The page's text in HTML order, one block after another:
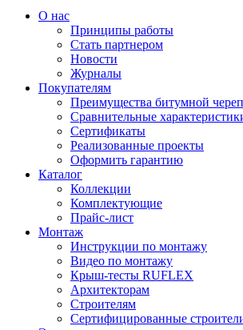
О нас
Принципы работы
Стать партнером
Новости
Журналы
Покупателям
Преимущества битумной
Сравнительные
Сертификаты
Реализованные проекты
Оформить гарантию
Каталог
Коллекции
Комплектующие
Прайс-лист
Монтаж
Инструкции по монтажу
Видео по монтажу
Крыш-тесты RUFLEX
Архитекторам
Строителям
Сертифицированные